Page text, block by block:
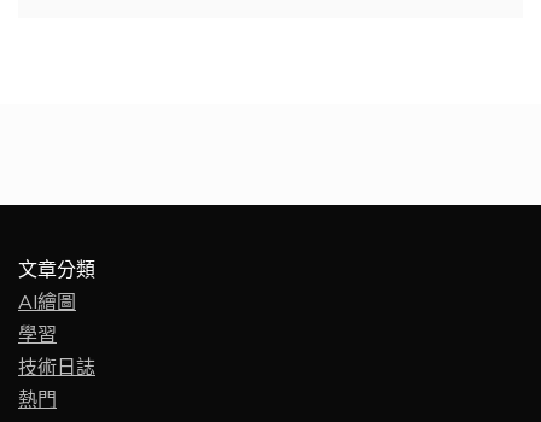
文章分類
AI繪圖
學習
技術日誌
熱門